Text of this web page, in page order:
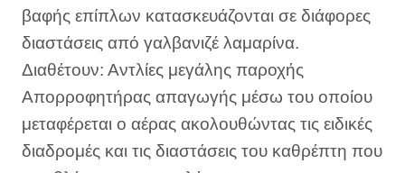
βαφής επίπλων κατασκευάζονται σε διάφορες
διαστάσεις από γαλβανιζέ λαμαρίνα.
Διαθέτουν: Αντλίες μεγάλης παροχής
Απορροφητήρας απαγωγής μέσω του οποίου
μεταφέρεται ο αέρας ακολουθώντας τις ειδικές
διαδρομές και τις διαστάσεις του καθρέπτη που